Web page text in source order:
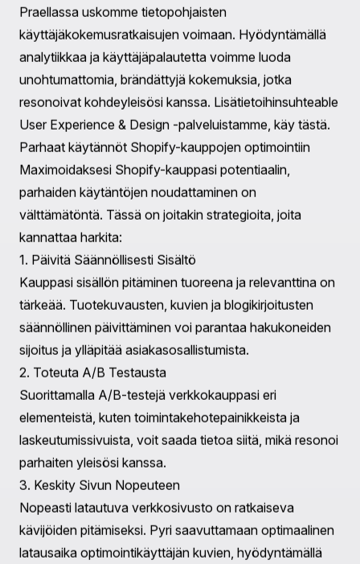
Kilpailullisessa verkkokaupan kentässä
käyttäjäkokemus (UX) ja suunnittelu näyttelevät
keskeistä roolia kaupan menestyksessä. Hyvin
suunniteltu verkkokauppa ei vain houkuttele kävijöitä,
vaan myös muuntaa heidät uskollisiksi asiakkaiksi.
Viehättävät Suunnitteluelementit
Visuaalinen Vetovoima: Visuaalisesti houkutteleva
suunnittelu voi luoda vahvan ensivaikutelman ja
kannustaa käyttäjiä tutkimaan kauppaa lisää.
Intuitiivinen Navigointi : Selkeä ja looginen
navigointirakenne varmistaa, että asiakkaat löytävät
helposti etsimänsä, mikä vähentää poistumisprosenttia.
Mobiilioptimointi: Ottaen huomioon mobiilimyynnin
jatkuvan kasvun, verkkosivuston optimointi
mobiililaitteille on elintärkeää laajemman yleisön
tavoittamiseksi.
Tietopohjainen Suunnittelu
Praellassa uskomme tietopohjaisten
käyttäjäkokemusratkaisujen voimaan. Hyödyntämällä
analytiikkaa ja käyttäjäpalautetta voimme luoda
unohtumattomia, brändättyjä kokemuksia, jotka
resonoivat kohdeyleisösi kanssa. Lisätietoihinsuhteable
User Experience & Design -palveluistamme, käy
Parhaat käytännöt Shopify-kauppojen optimointiin
Maximoidaksesi Shopify-kauppasi potentiaalin,